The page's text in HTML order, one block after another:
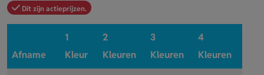
Dit zijn actieprijzen.
Afname
1
Kleur
2
Kleuren
3
Kleuren
4
Kleuren